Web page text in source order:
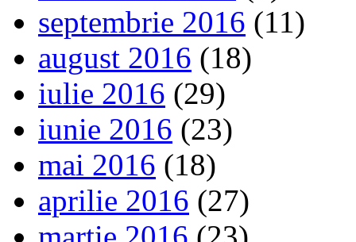
septembrie 2016 (11)
august 2016 (18)
iulie 2016 (29)
iunie 2016 (23)
mai 2016 (18)
aprilie 2016 (27)